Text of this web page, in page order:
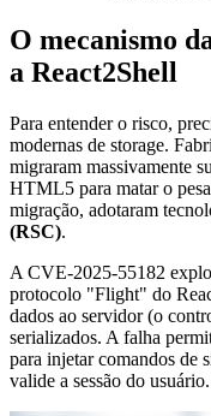
O mecanismo
a React2Shell
Para entender o risco,
modernas de storage.
migraram massivamente
HTML5 para matar o
migração, adotaram
(RSC).
A CVE-2025-55182
protocolo "Flight" do
dados ao servidor (o
serializados. A falha
para injetar comandos de
valide a sessão do usuário.